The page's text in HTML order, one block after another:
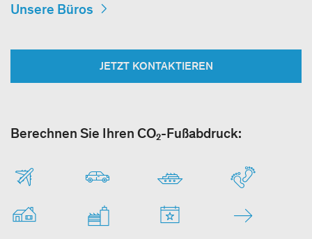
Unsere Büros
JETZT KONTAKTIEREN
Berechnen Sie Ihren CO₂-Fußabdruck: